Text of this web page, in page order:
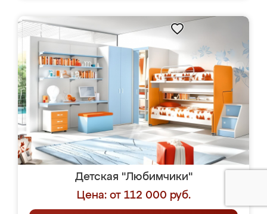
Детская "Любимчики"
Цена: от 112 000 руб.